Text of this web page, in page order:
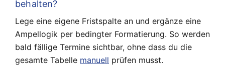
behalten?
Lege eine eigene Fristspalte an und ergänze eine
Ampellogik per bedingter Formatierung. So werden
bald fällige Termine sichtbar, ohne dass du die
gesamte Tabelle manuell prüfen musst.